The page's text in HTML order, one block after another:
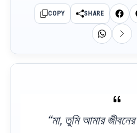
COPY SHARE
“মা, তুমি আমার